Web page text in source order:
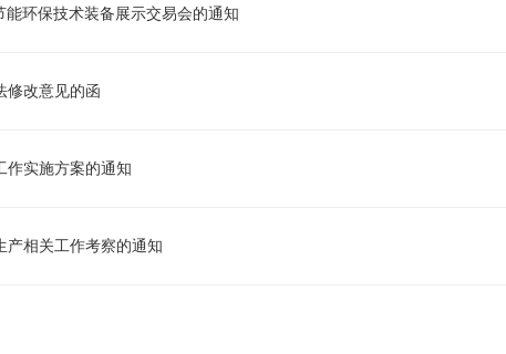
环保技术装备展示交易会的通知
修改意见的函
作实施方案的通知
产相关工作考察的通知